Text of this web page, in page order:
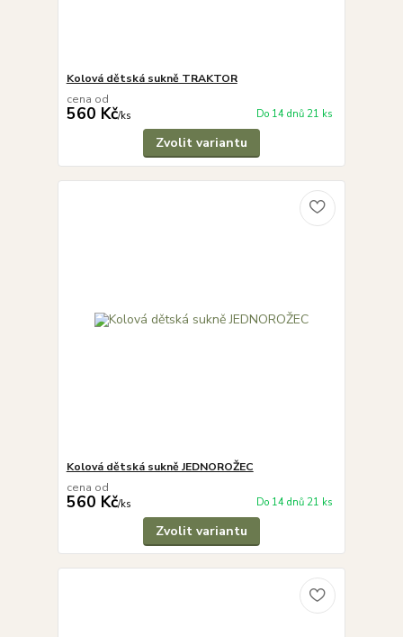
Kolová dětská sukně TRAKTOR
cena od
560 Kč/ks Do 14 dnů 21 ks
Zvolit variantu
Kolová dětská sukně JEDNOROŽEC
cena od
560 Kč/ks Do 14 dnů 21 ks
Zvolit variantu